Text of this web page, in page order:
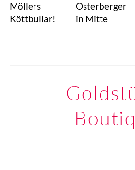
Möllers
Köttbullar!
Osterberger
in Mitte